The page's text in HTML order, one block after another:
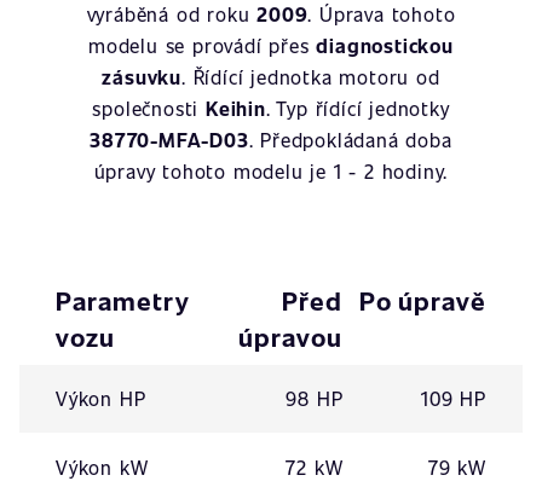
vyráběná od roku2009. Úprava tohoto
modelu se provádí přesdiagnostickou
zásuvku. Řídící jednotka motoru od
společnosti Keihin. Typ řídící jednotky
38770-MFA-D03. Předpokládaná doba
úpravy tohoto modelu je 1 - 2 hodiny.
Parametry
vozu
Před
úpravou
Po úpravě
Výkon HP 98 HP 109 HP
Výkon kW 72 kW 79 kW